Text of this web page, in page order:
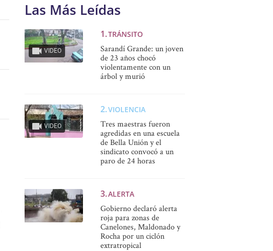
Las Más Leídas
VIDEO
TRÁNSITO
Sarandí Grande: un joven
de 23 años chocó
violentamente con un
árbol y murió
VIDEO
VIOLENCIA
Tres maestras fueron
agredidas en una escuela
de Bella Unión y el
sindicato convocó a un
paro de 24 horas
ALERTA
Gobierno declaró alerta
roja para zonas de
Canelones, Maldonado y
Rocha por un ciclón
extratropical